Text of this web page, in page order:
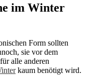
im Winter
Form sollten
sie vor dem
alle anderen
kaum benötigt wird.